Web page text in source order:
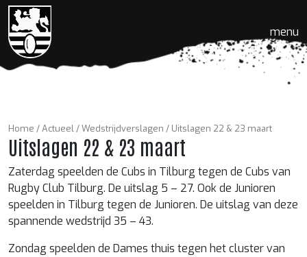
menu
Home Actueel Wedstrijdverslagen Uitslagen 22 & 23 maart
Uitslagen 22 & 23 maart
Zaterdag speelden de Cubs in Tilburg tegen de Cubs van
Rugby Club Tilburg. De uitslag 5 – 27. Ook de Junioren
speelden in Tilburg tegen de Junioren. De uitslag van deze
spannende wedstrijd 35 – 43.
Zondag speelden de Dames thuis tegen het cluster van